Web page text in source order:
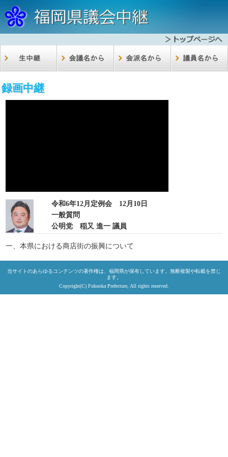
録画中継
令和6年12月定例会 12月10日
一般質問
公明党 稲又 進一 議員
一、本県における商店街の振興について
当サイトのあらゆるコンテンツの著作権は、福岡県が保有しています。無断複製や転載を禁じ
ます。
Copyright(C) Fukuoka Prefecture, All rights reserved.